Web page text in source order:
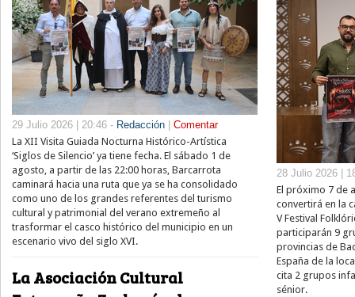
29 Julio 2026 | 20:46 - Redacción
Comentar
La XII Visita Guiada Nocturna Histórico-Artística
‘Siglos de Silencio’ ya tiene fecha. El sábado 1 de
agosto, a partir de las 22:00 horas, Barcarrota
caminará hacia una ruta que ya se ha consolidado
como uno de los grandes referentes del turismo
cultural y patrimonial del verano extremeño al
trasformar el casco histórico del municipio en un
escenario vivo del siglo XVI.
La Asociación Cultural
28 Julio 2026 |
El próximo 7 de
convertirá en la
V Festival
participarán 9
provincias de
España de la
cita 2 grupos
sénior.